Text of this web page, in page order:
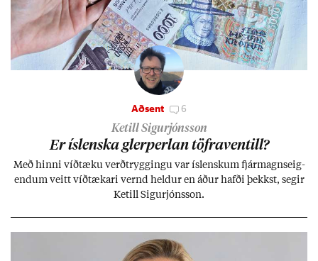
Aðsent 6
Ketill Sigurjónsson
Er ís­lenska glerperl­an töfra­ventill?
Með hinni víð­tæku verð­trygg­ingu var ís­lensk­um fjár­magns­eig­
end­um veitt víð­tæk­ari vernd held­ur en áð­ur hafði þekkst, seg­ir
Ketill Sig­ur­jóns­son.